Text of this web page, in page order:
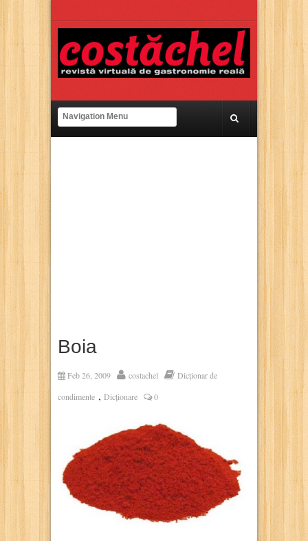
Boia
Feb 26, 2009 costachel
Dicționar de
condimente , Dicționare 0